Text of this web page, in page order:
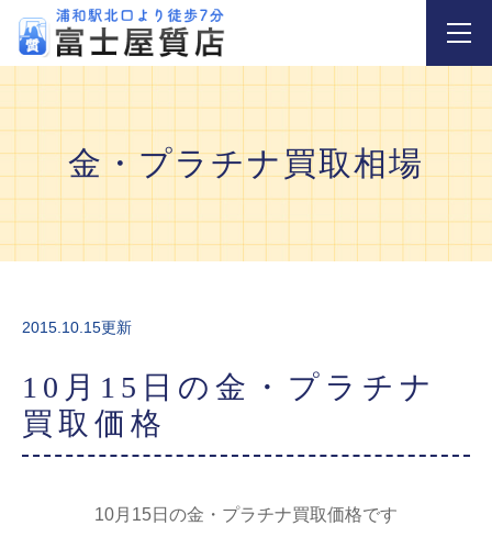
金・プラチナ買取相場
2015.10.15更新
10月15日の金・プラチナ
買取価格
10月15日の金・プラチナ買取価格です